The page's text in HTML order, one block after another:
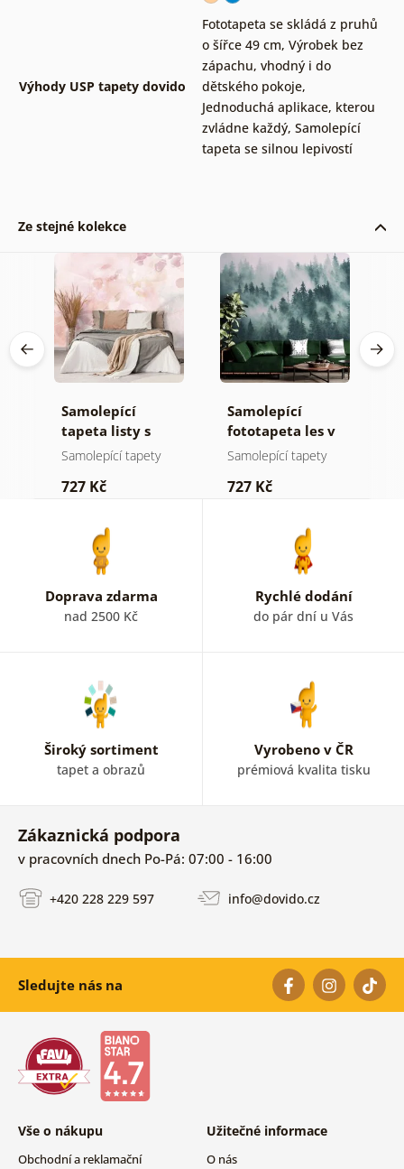
Výhody USP tapety dovido
Fototapeta se skládá z pruhů
o šířce 49 cm, Výrobek bez
zápachu, vhodný i do
dětského pokoje,
Jednoduchá aplikace, kterou
zvládne každý, Samolepící
tapeta se silnou lepivostí
Ze stejné kolekce
Samolepící
tapeta listy s
pastelovým
Samolepící tapety
727 Kč
Samolepící
fototapeta les v
mlze
Samolepící tapety
727 Kč
Doprava zdarma
nad 2500 Kč
Rychlé dodání
do pár dní u Vás
Široký sortiment
tapet a obrazů
Vyrobeno v ČR
prémiová kvalita tisku
Zákaznická podpora
v pracovních dnech Po-Pá: 07:00 - 16:00
+420 228 229 597 info@dovido.cz
Sledujte nás na
Vše o nákupu
Obchodní a reklamační
Užitečné informace
O nás